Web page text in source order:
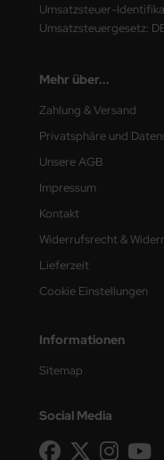
Umsatzsteuer-
Umsatzsteuergesetz:
Mehr über...
Zahlung & Versand
Privatsphäre und
Unsere AGB
Impressum
Kontakt
Widerrufsrecht &
Lieferzeit
Cookie Einstellungen
Informationen
Sitemap
Social Media